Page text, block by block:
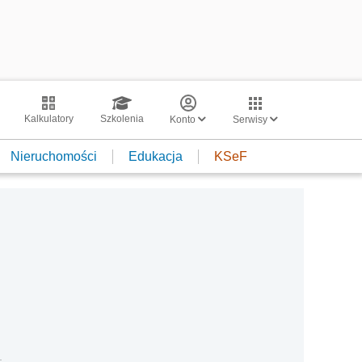
Kalkulatory Szkolenia Konto Serwisy
Nieruchomości Edukacja KSeF